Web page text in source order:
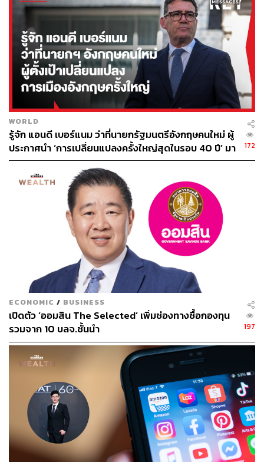
WORLD
รู้จัก แอนดี เบอร์แนม ว่าที่นายกรัฐมนตรีอังกฤษคนใหม่ ผู้
ประกาศนำ ‘การเปลี่ยนแปลงครั้งใหญ่สุดในรอบ 40 ปี’ มา
สู่การเมืองอังกฤษ
172
ECONOMIC / BUSINESS
เปิดตัว ‘ออมสิน The Selected’ เพิ่มช่องทางซื้อกองทุน
รวมจาก 10 บลจ.ชั้นนำ
197